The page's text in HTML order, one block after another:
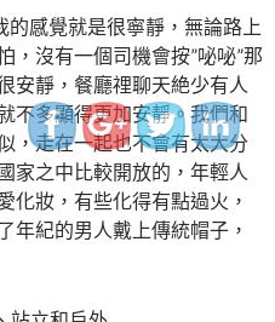
的感覺就是很寧靜，無論路上
，沒有一個司機會按”咇咇”那
安靜，餐廳𥚃聊天絶少有人
不多顯得更加安靜。我們和
，走在一起也不會有太大分
家之中比較開放的，年輕人
化妝，有些化得有點過火，
年紀的男人戴上傳統帽子，